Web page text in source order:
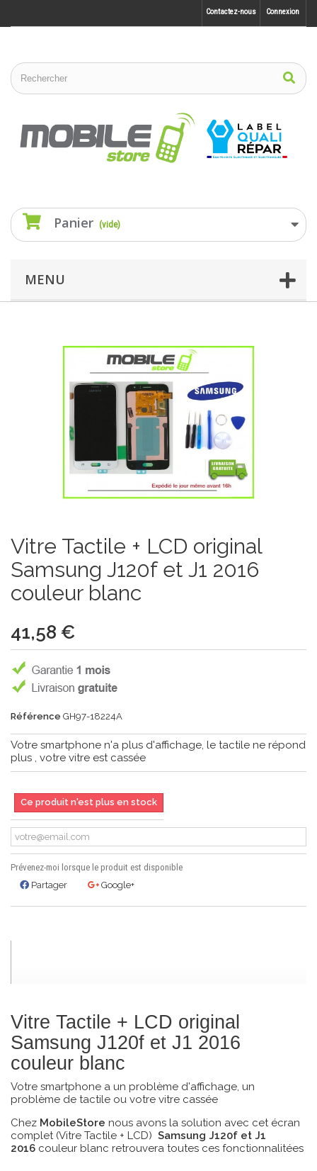
Connexion
Contactez-nous
Panier (vide)
MENU
Vitre Tactile + LCD original
Samsung J120f et J1 2016
couleur blanc
41,58 €
Référence GH97-18224A
Votre smartphone n'a plus d'affichage, le tactile ne répond
plus , votre vitre est cassée
Ce produit n'est plus en stock
Prévenez-moi lorsque le produit est disponible
Partager
Google+
Vitre Tactile + LCD original
Samsung J120f et J1 2016
couleur blanc
Votre smartphone a un problème d'affichage, un
problème de tactile ou votre vitre cassée
Chez MobileStore nous avons la solution avec cet écran
complet (Vitre Tactile + LCD) Samsung J120f et J1
2016 couleur blanc retrouvera toutes ces fonctionnalitées